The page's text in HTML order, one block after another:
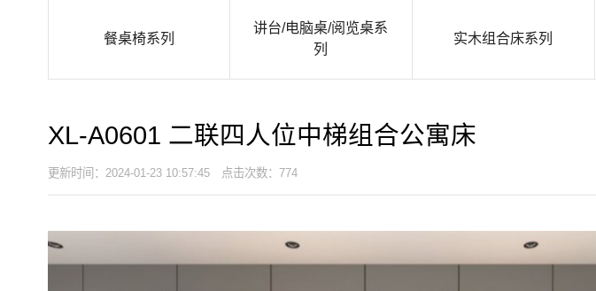
餐桌椅系列
讲台/电脑桌/阅览桌系
列
实木组合床系列
XL-A0601 二联四人位中梯组合公寓床
更新时间：2024-01-23 10:57:45 点击次数：774